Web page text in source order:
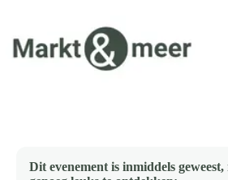
inhoud
Dit evenement is inmiddels